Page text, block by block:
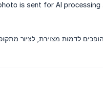
לדמות מצוירת, לציור